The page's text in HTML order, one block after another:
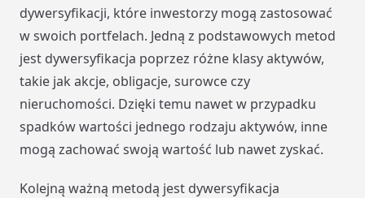
dywersyfikacji, które inwestorzy mogą zastosować
w swoich portfelach. Jedną z podstawowych metod
jest dywersyfikacja poprzez różne klasy aktywów,
takie jak akcje, obligacje, surowce czy
nieruchomości. Dzięki temu nawet w przypadku
spadków wartości jednego rodzaju aktywów, inne
mogą zachować swoją wartość lub nawet zyskać.
Kolejną ważną metodą jest dywersyfikacja